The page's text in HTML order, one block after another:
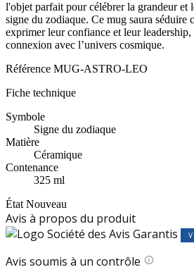
l'objet parfait pour célébrer la grandeur et
signe du zodiaque. Ce mug saura séduire
exprimer leur confiance et leur
connexion avec l’univers cosmique.
Référence MUG-ASTRO-LEO
Fiche technique
Symbole
Signe du zodiaque
Matière
Céramique
Contenance
325 ml
État Nouveau
Avis à propos du produit
Avis soumis à un contrôle